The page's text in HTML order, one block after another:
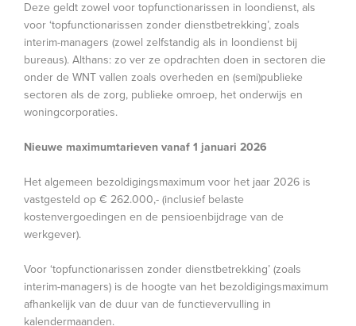
Deze geldt zowel voor topfunctionarissen in loondienst, als
voor ‘topfunctionarissen zonder dienstbetrekking’, zoals
interim-managers (zowel zelfstandig als in loondienst bij
bureaus). Althans: zo ver ze opdrachten doen in sectoren die
onder de WNT vallen zoals overheden en (semi)publieke
sectoren als de zorg, publieke omroep, het onderwijs en
woningcorporaties.
Nieuwe maximumtarieven vanaf 1 januari 2026
Het algemeen bezoldigingsmaximum voor het jaar 2026 is
vastgesteld op € 262.000,- (inclusief belaste
kostenvergoedingen en de pensioenbijdrage van de
werkgever).
Voor ‘topfunctionarissen zonder dienstbetrekking’ (zoals
interim-managers) is de hoogte van het bezoldigingsmaximum
afhankelijk van de duur van de functievervulling in
kalendermaanden.